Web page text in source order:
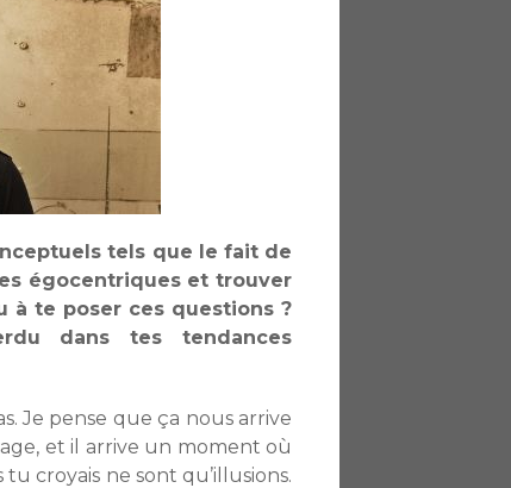
tels que le fait de
égocentriques et trouver
à te poser ces questions ?
dans tes tendances
Je pense que ça nous arrive
et il arrive un moment où
croyais ne sont qu’illusions.